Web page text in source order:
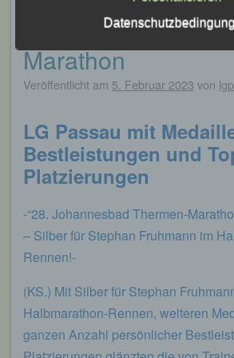
05.02.2023 – 28.
Johannesbad
Marathon
Veröffentlicht am 5. Februar 2023 von
LG Passau mit
Bestleistungen und
Platzierungen
-“28. Johannesbad Thermen-
– Silber für Stephan Fruhmann im
Rennen!-
(KS.) Mit Silber für Stephan
Halbmarathon-Rennen, weiteren
ganzen Anzahl persönlicher
Leichtathletik Gemeinschaft Passau
Göttweiger Str. 45
Deutschland
E-Mail: info@lgpassau.de
Cookies / SessionStorage /
Die Internetseiten verwenden
genannte Cookies, LocalStorage
SessionStorage. Dies dient dazu,
nutzerfreundlicher, effektiver und
eine Technologie, mit welcher ihr
auf Ihrem Computer oder mobilen
abspeichert. Cookies sind
über einen Internetbrowser auf
Computersystem abgelegt und